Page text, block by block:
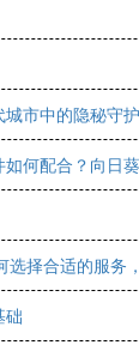
市中的隐秘守
何配合？向日
选择合适的服务
础